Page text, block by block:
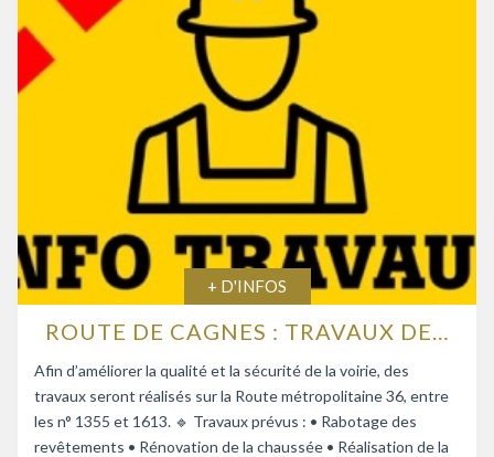
+ D'INFOS
Afin d’améliorer la qualité et la sécurité de la voirie, des
travaux seront réalisés sur la Route métropolitaine 36, entre
les n° 1355 et 1613. 🔹 Travaux prévus : • Rabotage des
revêtements • Rénovation de la chaussée • Réalisation de la